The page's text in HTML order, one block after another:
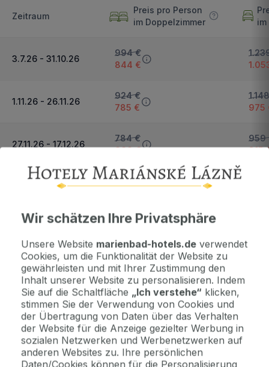
Zeitraum
Preis pro Person
im Doppelzimmer
im
3.7.26 - 31.10.26
994 €
844 €
1.11.26 - 26.11.26
924 €
785 €
975
27.11.26 - 17.12.26
784 €
666 €
959
815
Nächster Zeitraum und Preise anzeigen
Wichtige Informationen
Als Geschenk kaufen
Machen Sie Freude mit einem Geschenkvoucher
Jetzt bezahlen Sie gar nichts.
Die Zahlungsmodalitäten erhalten Sie zusammen mit dem Angebot
per E-Mail.
Wir schätzen Ihre Privatsphäre
Unsere Website marienbad-hotels.de verwendet
Cookies, um die Funktionalität der Website zu
gewährleisten und mit Ihrer Zustimmung den
Inhalt unserer Website zu personalisieren. Indem
Sie auf die Schaltfläche „Ich verstehe“ klicken,
stimmen Sie der Verwendung von Cookies und
der Übertragung von Daten über das Verhalten
der Website für die Anzeige gezielter Werbung in
sozialen Netzwerken und Werbenetzwerken auf
anderen Websites zu. Ihre persönlichen
Daten/Cookies können für die Personalisierung